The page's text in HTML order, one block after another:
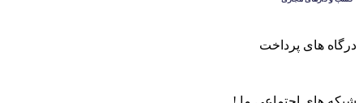
درگاه های پرداخت